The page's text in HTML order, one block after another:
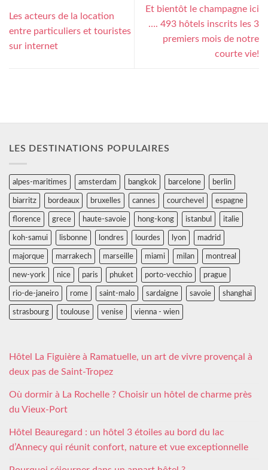
Les acteurs de la location
entre particuliers et touristes
sur internet
Et bientôt le champagne ici
…. 493 hôtels inscrits les 3
premiers mois de notre
courte vie!
LES DESTINATIONS POPULAIRES
alpes-maritimes amsterdam bangkok barcelone berlin
biarritz bordeaux bruxelles cannes courchevel espagne
florence grece haute-savoie hong-kong istanbul italie
koh-samui lisbonne londres lourdes lyon madrid
majorque marrakech marseille miami milan montreal
new-york nice paris phuket porto-vecchio prague
rio-de-janeiro rome saint-malo sardaigne savoie shanghai
strasbourg toulouse venise vienna - wien
Hôtel La Figuière à Ramatuelle, un art de vivre provençal à
deux pas de Saint-Tropez
Où dormir à La Rochelle ? Choisir un hôtel de charme près
du Vieux-Port
Hôtel Beauregard : un hôtel 3 étoiles au bord du lac
d’Annecy qui réunit confort, nature et vue exceptionnelle